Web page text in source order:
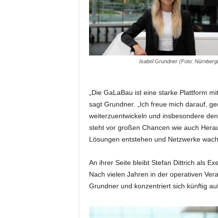
Isabel Grundner (Foto:
„Die GaLaBau ist eine starke Plattform
sagt Grundner. „Ich freue mich darauf,
weiterzuentwickeln und insbesondere
steht vor großen Chancen wie auch
Lösungen entstehen und Netzwerke
An ihrer Seite bleibt Stefan Dittrich als
Nach vielen Jahren in der operativen
Grundner und konzentriert sich künftig